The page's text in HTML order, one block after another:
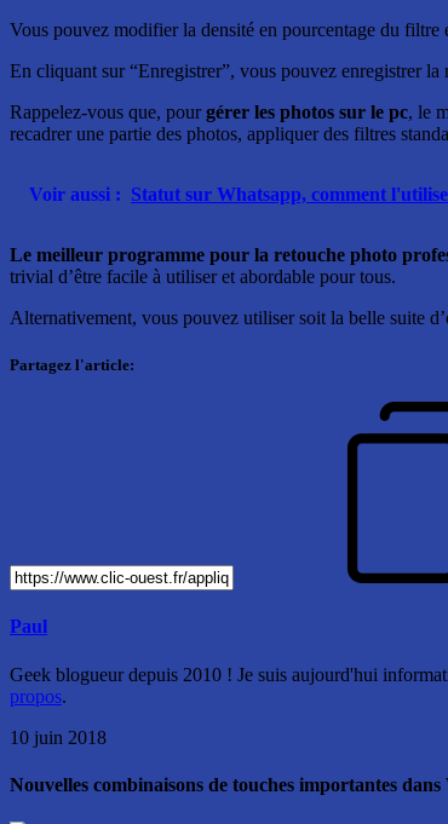
Vous pouvez modifier la densité en pourcentage du
En cliquant sur “Enregistrer”, vous pouvez enregistrer
Rappelez-vous que, pourgérer les photos sur le pc, le
recadrer une partie des photos, appliquer des filtres
Voir aussi : Statut sur Whatsapp, comment
Le meilleur programme pour la retouche photo
trivial d’être facile à utiliser et abordable pour tous.
Alternativement, vous pouvez utiliser soit la belle suite
Partagez l'article:
Paul
Geek blogueur depuis 2010 ! Je suis aujourd'hui
propos.
10 juin 2018
Nouvelles combinaisons de touches importantes